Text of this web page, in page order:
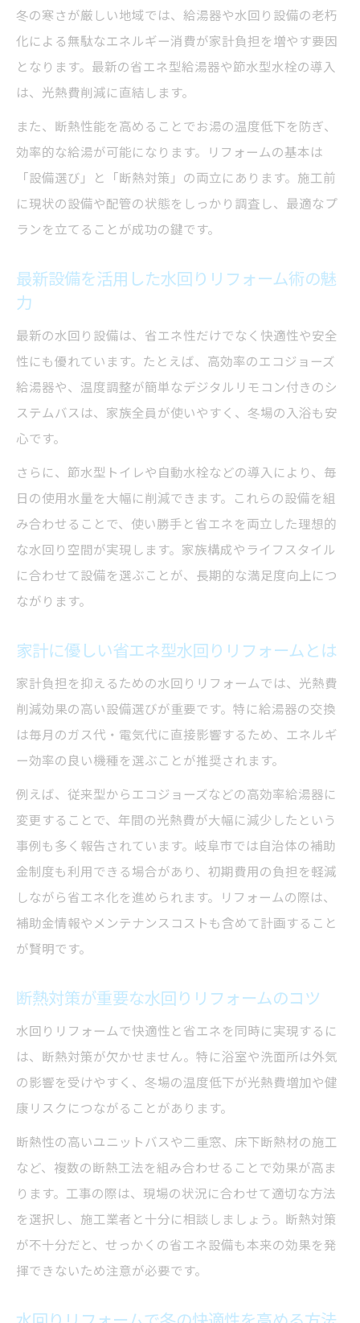
効果
寒冷地対応の水回りリフォーム実践ポイン
ト
急なトラブルも安心な水回りリフォーム方
法
給湯器寿命を意識した水回りリフォーム対
策
水回りリフォームで叶う快適生活の秘訣
水回りリフォームが家族の快適性を高める
日常生活を変える水回りリフォームの実例
水回りリフォームで叶う健康的な暮らしの
工夫
給湯器トラブルを防ぐための実践法
日頃からできる水回りリフォーム後の点検
方法
は
凍結対策が重要な水回りリフォームの工夫
給湯器交換後の長持ちさせる水回りリフォ
ーム
補助金活用で賢く進める省エネ改修術
水回りリフォームの補助金活用ポイント紹
介
省エネ型水回りリフォームで受けられる支
援
一括工事でお得に水回りリフォームを進め
る
補助金制度を活用した水回りリフォーム成
水回りリフォーム費用を抑える賢い方法と
は
家族が喜ぶ水回りリフォームの魅力
水回りリフォームで家族全員が感じる快適
さ
子育て世帯におすすめの水回りリフォーム
術
高齢者も安心な水回りリフォームの配慮点
家族構成に合わせた水回りリフォームの提
冬の寒さが厳しい地域では、給湯器や水回り設備の老朽
化による無駄なエネルギー消費が家計負担を増やす要因
となります。最新の省エネ型給湯器や節水型水栓の導入
は、光熱費削減に直結します。
また、断熱性能を高めることでお湯の温度低下を防ぎ、
効率的な給湯が可能になります。リフォームの基本は
「設備選び」と「断熱対策」の両立にあります。施工前
に現状の設備や配管の状態をしっかり調査し、最適なプ
ランを立てることが成功の鍵です。
最新設備を活用した水回りリフォーム術の魅
力
最新の水回り設備は、省エネ性だけでなく快適性や安全
性にも優れています。たとえば、高効率のエコジョーズ
給湯器や、温度調整が簡単なデジタルリモコン付きのシ
ステムバスは、家族全員が使いやすく、冬場の入浴も安
心です。
さらに、節水型トイレや自動水栓などの導入により、毎
日の使用水量を大幅に削減できます。これらの設備を組
み合わせることで、使い勝手と省エネを両立した理想的
な水回り空間が実現します。家族構成やライフスタイル
に合わせて設備を選ぶことが、長期的な満足度向上につ
ながります。
家計に優しい省エネ型水回りリフォームとは
家計負担を抑えるための水回りリフォームでは、光熱費
削減効果の高い設備選びが重要です。特に給湯器の交換
は毎月のガス代・電気代に直接影響するため、エネルギ
ー効率の良い機種を選ぶことが推奨されます。
例えば、従来型からエコジョーズなどの高効率給湯器に
変更することで、年間の光熱費が大幅に減少したという
事例も多く報告されています。岐阜市では自治体の補助
金制度も利用できる場合があり、初期費用の負担を軽減
しながら省エネ化を進められます。リフォームの際は、
補助金情報やメンテナンスコストも含めて計画すること
が賢明です。
断熱対策が重要な水回りリフォームのコツ
水回りリフォームで快適性と省エネを同時に実現するに
は、断熱対策が欠かせません。特に浴室や洗面所は外気
の影響を受けやすく、冬場の温度低下が光熱費増加や健
康リスクにつながることがあります。
断熱性の高いユニットバスや二重窓、床下断熱材の施工
など、複数の断熱工法を組み合わせることで効果が高ま
ります。工事の際は、現場の状況に合わせて適切な方法
を選択し、施工業者と十分に相談しましょう。断熱対策
が不十分だと、せっかくの省エネ設備も本来の効果を発
揮できないため注意が必要です。